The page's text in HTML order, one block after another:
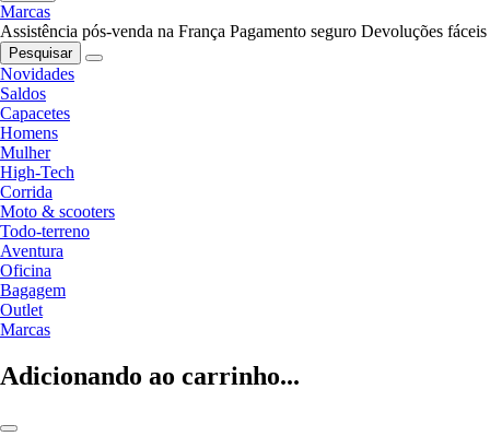
Marcas
Assistência pós-venda na França Pagamento seguro Devoluções fáceis
Pesquisar
Novidades
Saldos
Capacetes
Homens
Mulher
High-Tech
Corrida
Moto & scooters
Todo-terreno
Aventura
Oficina
Bagagem
Outlet
Marcas
Adicionando ao carrinho...